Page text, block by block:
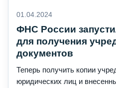
01.04.2024
ФНС России
для получения
документов
Теперь получить копии
юридических лиц и